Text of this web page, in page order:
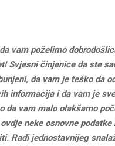
vam poželimo
Svjesni činjenice da ste
da vam je teško da
informacija i da vam je
da vam malo olakšamo
neke osnovne
Radi jednostavnijeg